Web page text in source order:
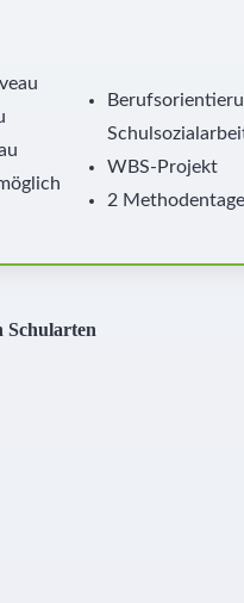
WBS-Projekt
2
Schularten